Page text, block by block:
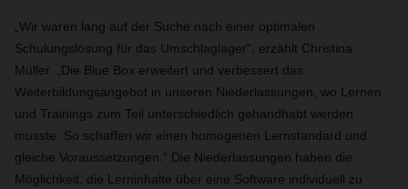
„Wir waren lang auf der Suche nach einer optimalen
Schulungslösung für das Umschlaglager“, erzählt Christina
Müller. „Die Blue Box erweitert und verbessert das
Weiterbildungsangebot in unseren Niederlassungen, wo Lernen
und Trainings zum Teil unterschiedlich gehandhabt werden
musste. So schaffen wir einen homogenen Lernstandard und
gleiche Voraussetzungen.” Die Niederlassungen haben die
Möglichkeit, die Lerninhalte über eine Software individuell zu